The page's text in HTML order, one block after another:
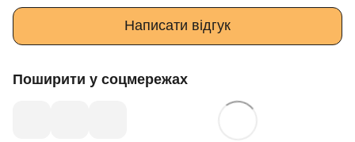
Написати відгук
Поширити у соцмережах